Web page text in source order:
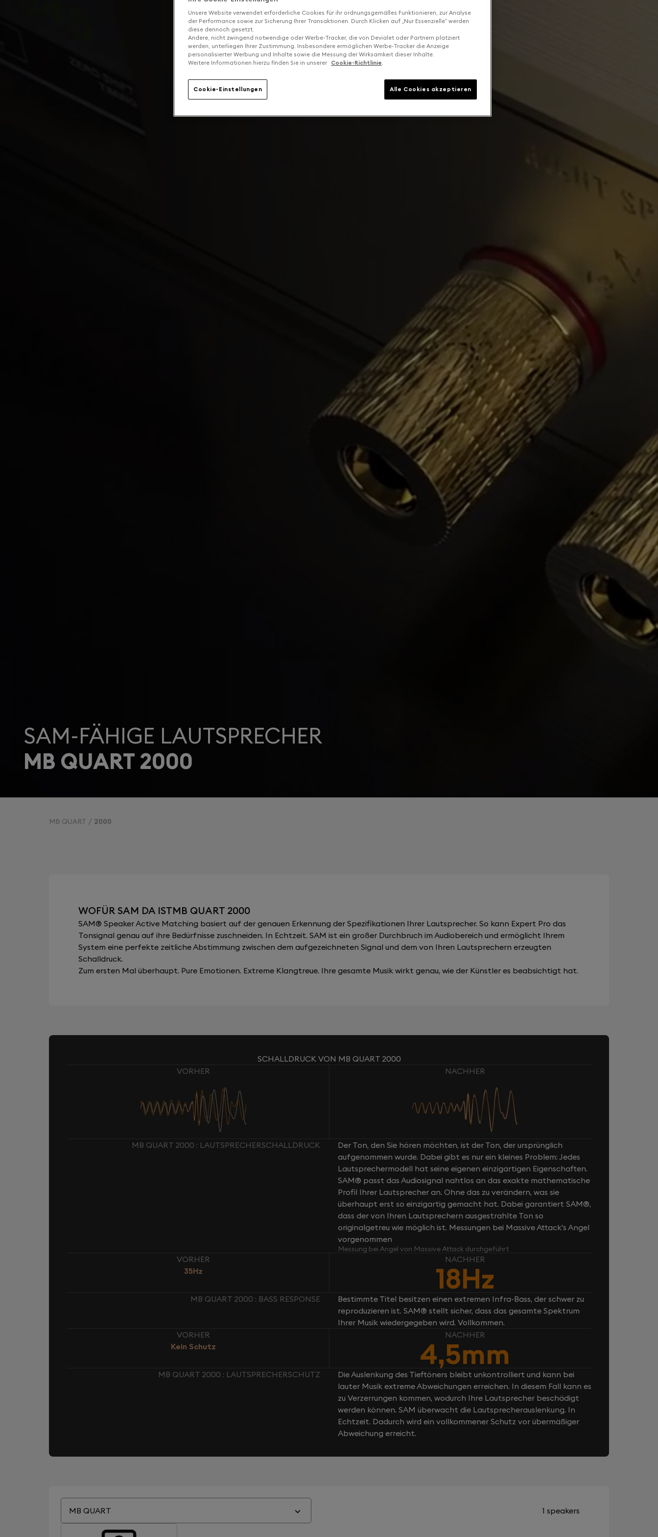
SAM-FÄHIGE LAUTSPRECHER
MB QUART 2000
MB QUART 2000
WOFÜR SAM DA ISTMB QUART 2000
SAM® Speaker Active Matching basiert auf der genauen Erkennung der Spezifikationen Ihrer Lautsprecher. So kann Expert Pro das
Tonsignal genau auf ihre Bedürfnisse zuschneiden. In Echtzeit. SAM ist ein großer Durchbruch im Audiobereich und ermöglicht Ihrem
System eine perfekte zeitliche Abstimmung zwischen dem aufgezeichneten Signal und dem von Ihren Lautsprechern erzeugten
Schalldruck.
Zum ersten Mal überhaupt. Pure Emotionen. Extreme Klangtreue. Ihre gesamte Musik wirkt genau, wie der Künstler es beabsichtigt hat.
SCHALLDRUCK VON MB QUART 2000
VORHER
NACHHER
MB QUART 2000 : LAUTSPRECHERSCHALLDRUCK
Der Ton, den Sie hören möchten, ist der Ton, der ursprünglich
aufgenommen wurde. Dabei gibt es nur ein kleines Problem: Jedes
Lautsprechermodell hat seine eigenen einzigartigen Eigenschaften.
SAM® passt das Audiosignal nahtlos an das exakte mathematische
Profil Ihrer Lautsprecher an. Ohne das zu verändern, was sie
überhaupt erst so einzigartig gemacht hat. Dabei garantiert SAM®,
dass der von Ihren Lautsprechern ausgestrahlte Ton so
originalgetreu wie möglich ist. Messungen bei Massive Attack's Angel
vorgenommen
Messung bei Angel von Massive Attack durchgeführt
VORHER
35Hz
NACHHER
18Hz
MB QUART 2000 : BASS RESPONSE
Bestimmte Titel besitzen einen extremen Infra-Bass, der schwer zu
reproduzieren ist. SAM® stellt sicher, dass das gesamte Spektrum
Ihrer Musik wiedergegeben wird. Vollkommen.
VORHER
Kein Schutz
NACHHER
4,5mm
MB QUART 2000 : LAUTSPRECHERSCHUTZ
Die Auslenkung des Tieftöners bleibt unkontrolliert und kann bei
lauter Musik extreme Abweichungen erreichen. In diesem Fall kann es
zu Verzerrungen kommen, wodurch Ihre Lautsprecher beschädigt
werden können. SAM überwacht die Lautsprecherauslenkung. In
Echtzeit. Dadurch wird ein vollkommener Schutz vor übermäßiger
Abweichung erreicht.
MB QUART 1 speakers
Unsere Website verwendet erforderliche Cookies für ihr ordnungsgemäßes Funktionieren, zur Analyse
der Performance sowie zur Sicherung Ihrer Transaktionen. Durch Klicken auf „Nur Essenzielle“ werden
diese dennoch gesetzt.
Andere, nicht zwingend notwendige oder Werbe-Tracker, die von Devialet oder Partnern platziert
werden, unterliegen Ihrer Zustimmung. Insbesondere ermöglichen Werbe-Tracker die Anzeige
personalisierter Werbung und Inhalte sowie die Messung der Wirksamkeit dieser Inhalte.
Weitere Informationen hierzu finden Sie in unserer
Cookie-Richtlinie.
Cookie-Einstellungen Alle Cookies akzeptieren